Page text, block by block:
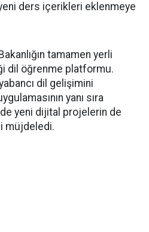
ders içerikleri eklenmeye
Bakanlığın tamamen yerli
dil öğrenme platformu.
dil gelişimini
yanı sıra
yeni dijital projelerin de
müjdeledi.